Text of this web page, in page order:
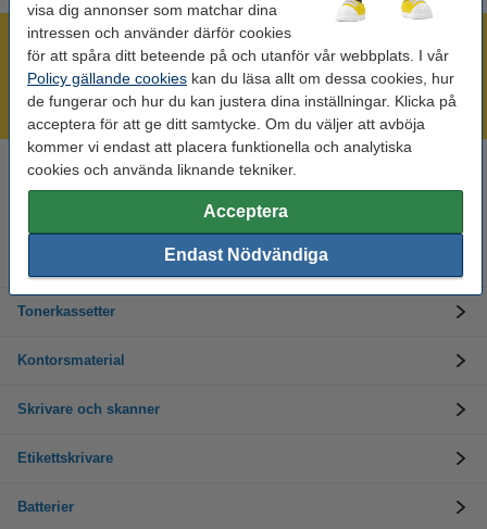
visa dig annonser som matchar dina
intressen och använder därför cookies
för att spåra ditt beteende på och utanför vår webbplats. I vår
Policy gällande cookies kan du läsa allt om dessa cookies, hur
de fungerar och hur du kan justera dina inställningar. Klicka på
acceptera för att ge ditt samtycke. Om du väljer att avböja
kommer vi endast att placera funktionella och analytiska
cookies och använda liknande tekniker.
Acceptera
Endast Nödvändiga
Mer än 300.000 kunder!
Beställ innan 16:00 så skickar vi idag!
Alltid låga priser!
Tonerkassetter
Kontorsmaterial
Skrivare och skanner
Etikettskrivare
Batterier